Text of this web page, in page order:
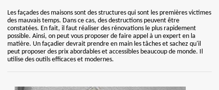
Les façades des maisons sont des structures qui sont les premières victimes
des mauvais temps. Dans ce cas, des destructions peuvent être
constatées. En fait, il faut réaliser des rénovations le plus rapidement
possible. Ainsi, on peut vous proposer de faire appel à un expert en la
matière. Un façadier devrait prendre en main les tâches et sachez qu'il
peut proposer des prix abordables et accessibles beaucoup de monde. Il
utilise des outils efficaces et modernes.